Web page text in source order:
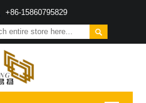
+86-15860795829
